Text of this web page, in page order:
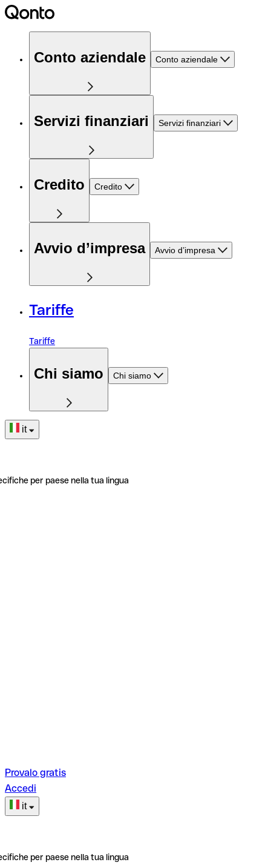
Conto aziendale Conto aziendale
Servizi finanziari Servizi finanziari
Credito Credito
Avvio d’impresa Avvio d’impresa
Tariffe
Tariffe
Chi siamo Chi siamo
it
per paese nella tua lingua
Provalo gratis
Accedi
it
per paese nella tua lingua